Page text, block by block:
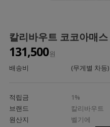
칼리바우트 코코아매
131,500원
배송비
(무게별 차등)
적립금
1%
브랜드
칼리바우트
원산지
벨기에